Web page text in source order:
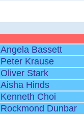
Angela Bassett
Peter Krause
Oliver Stark
Aisha Hinds
Kenneth Choi
Rockmond Dunbar